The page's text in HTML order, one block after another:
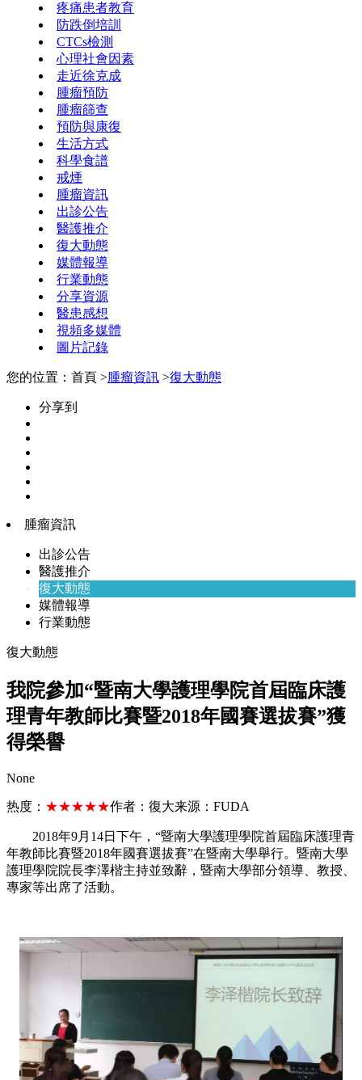
疼痛患者教育
防跌倒培訓
CTCs檢測
心理社會因素
走近徐克成
腫瘤預防
腫瘤篩查
預防與康復
生活方式
科學食譜
戒煙
腫瘤資訊
出診公告
醫護推介
復大動態
媒體報導
行業動態
分享資源
醫患感想
視頻多媒體
圖片記錄
您的位置：首頁 >腫瘤資訊 >復大動態
分享到
腫瘤資訊
出診公告
醫護推介
復大動態
媒體報導
行業動態
復大動態
我院參加“暨南大學護理學院首屆臨床護
理青年教師比賽暨2018年國賽選拔賽”獲
得榮譽
None
热度： ★★★★★作者： 復大来源： FUDA
2018年9月14日下午，“暨南大學護理學院首屆臨床護理青
年教師比賽暨2018年國賽選拔賽”在暨南大學舉行。暨南大學
護理學院院長李澤楷主持並致辭，暨南大學部分領導、教授、
專家等出席了活動。